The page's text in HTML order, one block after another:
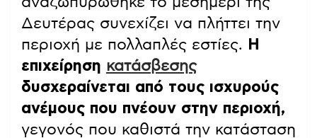
Δευτέρας συνεχίζει να πλήττει την
περιοχή με πολλαπλές εστίες.
Η
επιχείρηση κατάσβεσης
δυσχεραίνεται από τους ισχυρούς
ανέμους που πνέουν στην περιοχή,
γεγονός που καθιστά την κατάσταση